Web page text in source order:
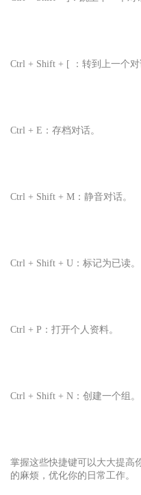
Ctrl + Shift + [ ：转到上一个对
Ctrl + E：存档对话。
Ctrl + Shift + M：静音对话。
Ctrl + Shift + U：标记为已读。
Ctrl + P：打开个人资料。
Ctrl + Shift + N：创建一个组。
掌握这些快捷键可以大大提高
的麻烦，优化你的日常工作。